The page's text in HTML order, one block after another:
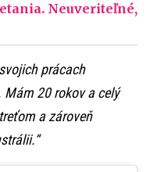
Neuveriteľné,
prácach
20 rokov a celý
a zároveň